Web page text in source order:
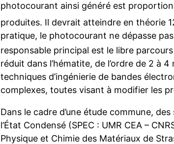
photocourant ainsi généré est
produites. Il devrait atteindre en théorie
pratique, le photocourant ne dépasse
responsable principal est le libre
réduit dans l’hématite, de l’ordre de 2 à
techniques d’ingénierie de bandes
complexes, toutes visant à modifier les
Dans le cadre d’une étude commune,
l’État Condensé (SPEC : UMR CEA –
Physique et Chimie des Matériaux de